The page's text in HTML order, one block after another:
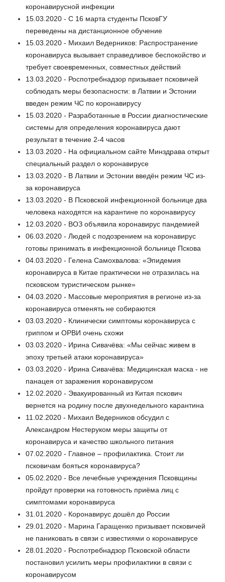
коронавирусной инфекции
15.03.2020 - С 16 марта студенты ПсковГУ
переведены на дистанционное обучение
15.03.2020 - Михаил Ведерников: Распространение
коронавируса вызывает справедливое беспокойство и
требует своевременных, совместных действий
13.03.2020 - Роспотребнадзор призывает псковичей
соблюдать меры безопасности: в Латвии и Эстонии
введен режим ЧС по коронавирусу
15.03.2020 - Разработанные в России диагностические
системы для определения коронавируса дают
результат в течение 2-4 часов
13.03.2020 - На официальном сайте Минздрава открыт
специальный раздел о коронавирусе
13.03.2020 - В Латвии и Эстонии введён режим ЧС из-
за коронавируса
13.03.2020 - В Псковской инфекционной больнице два
человека находятся на карантине по коронавирусу
12.03.2020 - ВОЗ объявила коронавирус пандемией
06.03.2020 - Людей с подозрением на коронавирус
готовы принимать в инфекционной больнице Пскова
04.03.2020 - Гелена Самохвалова: «Эпидемия
коронавируса в Китае практически не отразилась на
псковском туристическом рынке»
04.03.2020 - Массовые мероприятия в регионе из-за
коронавируса отменять не собираются
03.03.2020 - Клинически симптомы коронавируса с
гриппом и ОРВИ очень схожи
03.03.2020 - Ирина Сивачёва: «Мы сейчас живем в
эпоху третьей атаки коронавируса»
03.03.2020 - Ирина Сивачёва: Медицинская маска - не
панацея от заражения коронавирусом
12.02.2020 - Эвакуированный из Китая пскович
вернется на родину после двухнедельного карантина
11.02.2020 - Михаил Ведерников обсудил с
Александром Нестеруком меры защиты от
коронавируса и качество школьного питания
07.02.2020 - Главное – профилактика. Стоит ли
псковичам бояться коронавируса?
05.02.2020 - Все лечебные учреждения Псковщины
пройдут проверки на готовность приёма лиц с
симптомами коронавируса
31.01.2020 - Коронавирус дошёл до России
29.01.2020 - Марина Гаращенко призывает псковичей
не паниковать в связи с известиями о коронавирусе
28.01.2020 - Роспотребнадзор Псковской области
постановил усилить меры профилактики в связи с
коронавирусом